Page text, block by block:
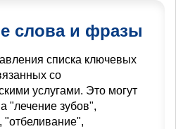
слова и фразы
списка ключевых
со
услугами. Это могут
"лечение зубов",